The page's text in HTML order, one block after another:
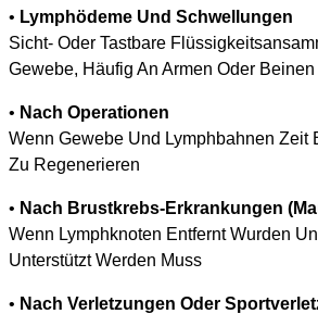
• Lymphödeme Und Schwellungen
Sicht- Oder Tastbare
Gewebe, Häufig An Armen Oder Beinen
• Nach Operationen
Wenn Gewebe Und Lymphbahnen Zeit
Zu Regenerieren
• Nach Brustkrebs-Erkrankungen
Wenn Lymphknoten Entfernt Wurden
Unterstützt Werden Muss
• Nach Verletzungen Oder